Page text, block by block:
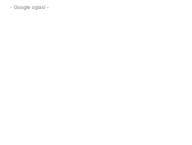
- Google oglasi -